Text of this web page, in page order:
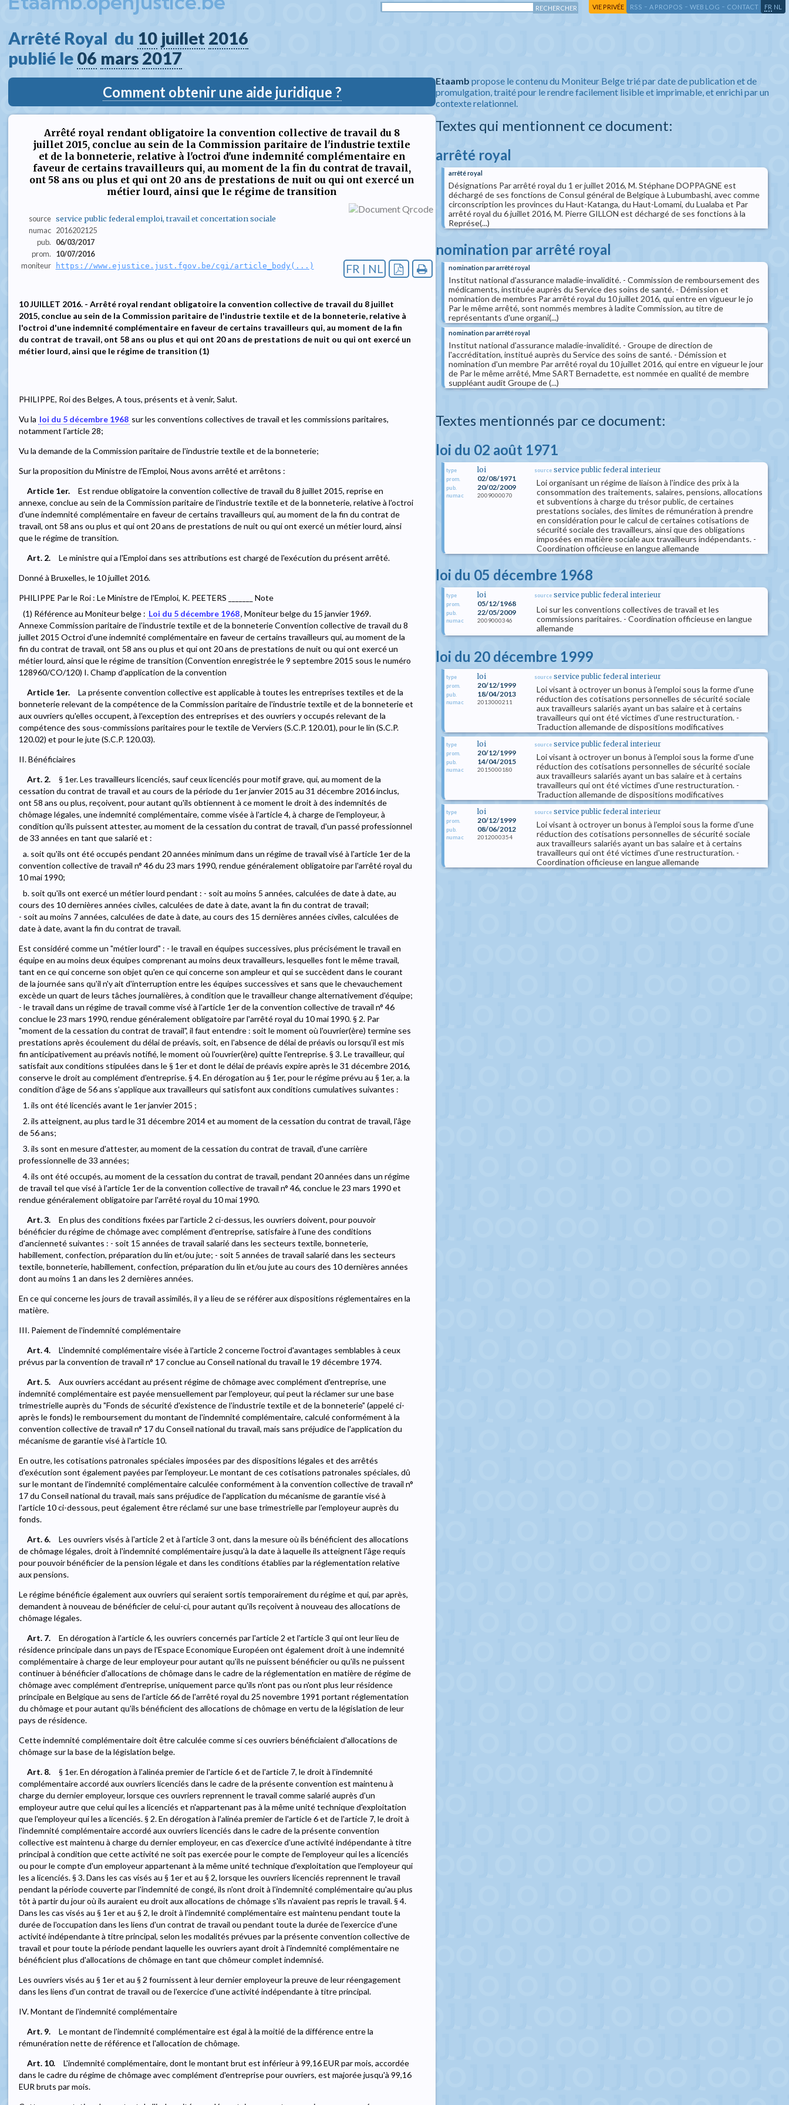
VIE PRIVÉE RSS - A PROPOS - WEB LOG - CONTACT FR NL
Arrêté Royal  du 10 juillet 2016
publié le 06 mars 2017
Comment obtenir une aide juridique ?
Arrêté royal rendant obligatoire la convention collective de travail du 8
juillet 2015, conclue au sein de la Commission paritaire de l'industrie textile
et de la bonneterie, relative à l'octroi d'une indemnité complémentaire en
faveur de certains travailleurs qui, au moment de la fin du contrat de travail,
ont 58 ans ou plus et qui ont 20 ans de prestations de nuit ou qui ont exercé un
métier lourd, ainsi que le régime de transition
source service public federal emploi, travail et concertation sociale
numac 2016202125
pub.
06/03/2017
prom.
10/07/2016
moniteur
https://www.ejustice.just.fgov.be/cgi/article_body(...) FR | NL
10 JUILLET 2016. - Arrêté royal rendant obligatoire la convention collective de travail du 8 juillet
2015, conclue au sein de la Commission paritaire de l'industrie textile et de la bonneterie, relative à
l'octroi d'une indemnité complémentaire en faveur de certains travailleurs qui, au moment de la fin
du contrat de travail, ont 58 ans ou plus et qui ont 20 ans de prestations de nuit ou qui ont exercé un
métier lourd, ainsi que le régime de transition (1)
PHILIPPE, Roi des Belges, A tous, présents et à venir, Salut.
Vu la loi du 5 décembre 1968 sur les conventions collectives de travail et les commissions paritaires,
notamment l'article 28;
Vu la demande de la Commission paritaire de l'industrie textile et de la bonneterie;
Sur la proposition du Ministre de l'Emploi, Nous avons arrêté et arrêtons :
Article 1er.
Est rendue obligatoire la convention collective de travail du 8 juillet 2015, reprise en
annexe, conclue au sein de la Commission paritaire de l'industrie textile et de la bonneterie, relative à l'octroi
d'une indemnité complémentaire en faveur de certains travailleurs qui, au moment de la fin du contrat de
travail, ont 58 ans ou plus et qui ont 20 ans de prestations de nuit ou qui ont exercé un métier lourd, ainsi
que le régime de transition.
Art. 2.
Le ministre qui a l'Emploi dans ses attributions est chargé de l'exécution du présent arrêté.
Donné à Bruxelles, le 10 juillet 2016.
PHILIPPE Par le Roi : Le Ministre de l'Emploi, K. PEETERS _______ Note
(1) Référence au Moniteur belge : Loi du 5 décembre 1968, Moniteur belge du 15 janvier 1969.
Annexe Commission paritaire de l'industrie textile et de la bonneterie Convention collective de travail du 8
juillet 2015 Octroi d'une indemnité complémentaire en faveur de certains travailleurs qui, au moment de la
fin du contrat de travail, ont 58 ans ou plus et qui ont 20 ans de prestations de nuit ou qui ont exercé un
métier lourd, ainsi que le régime de transition (Convention enregistrée le 9 septembre 2015 sous le numéro
128960/CO/120) I. Champ d'application de la convention
Article 1er.
La présente convention collective est applicable à toutes les entreprises textiles et de la
bonneterie relevant de la compétence de la Commission paritaire de l'industrie textile et de la bonneterie et
aux ouvriers qu'elles occupent, à l'exception des entreprises et des ouvriers y occupés relevant de la
compétence des sous-commissions paritaires pour le textile de Verviers (S.C.P. 120.01), pour le lin (S.C.P.
120.02) et pour le jute (S.C.P. 120.03).
II. Bénéficiaires
Art. 2.
§ 1er. Les travailleurs licenciés, sauf ceux licenciés pour motif grave, qui, au moment de la
cessation du contrat de travail et au cours de la période du 1er janvier 2015 au 31 décembre 2016 inclus,
ont 58 ans ou plus, reçoivent, pour autant qu'ils obtiennent à ce moment le droit à des indemnités de
chômage légales, une indemnité complémentaire, comme visée à l'article 4, à charge de l'employeur, à
condition qu'ils puissent attester, au moment de la cessation du contrat de travail, d'un passé professionnel
de 33 années en tant que salarié et :
a. soit qu'ils ont été occupés pendant 20 années minimum dans un régime de travail visé à l'article 1er de la
convention collective de travail n° 46 du 23 mars 1990, rendue généralement obligatoire par l'arrêté royal du
10 mai 1990;
b. soit qu'ils ont exercé un métier lourd pendant : - soit au moins 5 années, calculées de date à date, au
cours des 10 dernières années civiles, calculées de date à date, avant la fin du contrat de travail;
- soit au moins 7 années, calculées de date à date, au cours des 15 dernières années civiles, calculées de
date à date, avant la fin du contrat de travail.
Est considéré comme un "métier lourd" : - le travail en équipes successives, plus précisément le travail en
équipe en au moins deux équipes comprenant au moins deux travailleurs, lesquelles font le même travail,
tant en ce qui concerne son objet qu'en ce qui concerne son ampleur et qui se succèdent dans le courant
de la journée sans qu'il n'y ait d'interruption entre les équipes successives et sans que le chevauchement
excède un quart de leurs tâches journalières, à condition que le travailleur change alternativement d'équipe;
- le travail dans un régime de travail comme visé à l'article 1er de la convention collective de travail n° 46
conclue le 23 mars 1990, rendue généralement obligatoire par l'arrêté royal du 10 mai 1990. § 2. Par
"moment de la cessation du contrat de travail", il faut entendre : soit le moment où l'ouvrier(ère) termine ses
prestations après écoulement du délai de préavis, soit, en l'absence de délai de préavis ou lorsqu'il est mis
fin anticipativement au préavis notifié, le moment où l'ouvrier(ère) quitte l'entreprise. § 3. Le travailleur, qui
satisfait aux conditions stipulées dans le § 1er et dont le délai de préavis expire après le 31 décembre 2016,
conserve le droit au complément d'entreprise. § 4. En dérogation au § 1er, pour le régime prévu au § 1er, a. la
condition d'âge de 56 ans s'applique aux travailleurs qui satisfont aux conditions cumulatives suivantes :
1. ils ont été licenciés avant le 1er janvier 2015 ;
2. ils atteignent, au plus tard le 31 décembre 2014 et au moment de la cessation du contrat de travail, l'âge
de 56 ans;
3. ils sont en mesure d'attester, au moment de la cessation du contrat de travail, d'une carrière
professionnelle de 33 années;
4. ils ont été occupés, au moment de la cessation du contrat de travail, pendant 20 années dans un régime
de travail tel que visé à l'article 1er de la convention collective de travail n° 46, conclue le 23 mars 1990 et
rendue généralement obligatoire par l'arrêté royal du 10 mai 1990.
Art. 3.
En plus des conditions fixées par l'article 2 ci-dessus, les ouvriers doivent, pour pouvoir
bénéficier du régime de chômage avec complément d'entreprise, satisfaire à l'une des conditions
d'ancienneté suivantes : - soit 15 années de travail salarié dans les secteurs textile, bonneterie,
habillement, confection, préparation du lin et/ou jute; - soit 5 années de travail salarié dans les secteurs
textile, bonneterie, habillement, confection, préparation du lin et/ou jute au cours des 10 dernières années
dont au moins 1 an dans les 2 dernières années.
En ce qui concerne les jours de travail assimilés, il y a lieu de se référer aux dispositions réglementaires en la
matière.
III. Paiement de l'indemnité complémentaire
Art. 4.
L'indemnité complémentaire visée à l'article 2 concerne l'octroi d'avantages semblables à ceux
prévus par la convention de travail n° 17 conclue au Conseil national du travail le 19 décembre 1974.
Art. 5.
Aux ouvriers accédant au présent régime de chômage avec complément d'entreprise, une
indemnité complémentaire est payée mensuellement par l'employeur, qui peut la réclamer sur une base
trimestrielle auprès du "Fonds de sécurité d'existence de l'industrie textile et de la bonneterie" (appelé ci-
après le fonds) le remboursement du montant de l'indemnité complémentaire, calculé conformément à la
convention collective de travail n° 17 du Conseil national du travail, mais sans préjudice de l'application du
mécanisme de garantie visé à l'article 10.
En outre, les cotisations patronales spéciales imposées par des dispositions légales et des arrêtés
d'exécution sont également payées par l'employeur. Le montant de ces cotisations patronales spéciales, dû
sur le montant de l'indemnité complémentaire calculée conformément à la convention collective de travail n°
17 du Conseil national du travail, mais sans préjudice de l'application du mécanisme de garantie visé à
l'article 10 ci-dessous, peut également être réclamé sur une base trimestrielle par l'employeur auprès du
fonds.
Art. 6.
Les ouvriers visés à l'article 2 et à l'article 3 ont, dans la mesure où ils bénéficient des allocations
de chômage légales, droit à l'indemnité complémentaire jusqu'à la date à laquelle ils atteignent l'âge requis
pour pouvoir bénéficier de la pension légale et dans les conditions établies par la réglementation relative
aux pensions.
Le régime bénéficie également aux ouvriers qui seraient sortis temporairement du régime et qui, par après,
demandent à nouveau de bénéficier de celui-ci, pour autant qu'ils reçoivent à nouveau des allocations de
chômage légales.
Art. 7.
En dérogation à l'article 6, les ouvriers concernés par l'article 2 et l'article 3 qui ont leur lieu de
résidence principale dans un pays de l'Espace Economique Européen ont également droit à une indemnité
complémentaire à charge de leur employeur pour autant qu'ils ne puissent bénéficier ou qu'ils ne puissent
continuer à bénéficier d'allocations de chômage dans le cadre de la réglementation en matière de régime de
chômage avec complément d'entreprise, uniquement parce qu'ils n'ont pas ou n'ont plus leur résidence
principale en Belgique au sens de l'article 66 de l'arrêté royal du 25 novembre 1991 portant réglementation
du chômage et pour autant qu'ils bénéficient des allocations de chômage en vertu de la législation de leur
pays de résidence.
Cette indemnité complémentaire doit être calculée comme si ces ouvriers bénéficiaient d'allocations de
chômage sur la base de la législation belge.
Art. 8.
§ 1er. En dérogation à l'alinéa premier de l'article 6 et de l'article 7, le droit à l'indemnité
complémentaire accordé aux ouvriers licenciés dans le cadre de la présente convention est maintenu à
charge du dernier employeur, lorsque ces ouvriers reprennent le travail comme salarié auprès d'un
employeur autre que celui qui les a licenciés et n'appartenant pas à la même unité technique d'exploitation
que l'employeur qui les a licenciés. § 2. En dérogation à l'alinéa premier de l'article 6 et de l'article 7, le droit à
l'indemnité complémentaire accordé aux ouvriers licenciés dans le cadre de la présente convention
collective est maintenu à charge du dernier employeur, en cas d'exercice d'une activité indépendante à titre
principal à condition que cette activité ne soit pas exercée pour le compte de l'employeur qui les a licenciés
ou pour le compte d'un employeur appartenant à la même unité technique d'exploitation que l'employeur qui
les a licenciés. § 3. Dans les cas visés au § 1er et au § 2, lorsque les ouvriers licenciés reprennent le travail
pendant la période couverte par l'indemnité de congé, ils n'ont droit à l'indemnité complémentaire qu'au plus
tôt à partir du jour où ils auraient eu droit aux allocations de chômage s'ils n'avaient pas repris le travail. § 4.
Dans les cas visés au § 1er et au § 2, le droit à l'indemnité complémentaire est maintenu pendant toute la
durée de l'occupation dans les liens d'un contrat de travail ou pendant toute la durée de l'exercice d'une
activité indépendante à titre principal, selon les modalités prévues par la présente convention collective de
travail et pour toute la période pendant laquelle les ouvriers ayant droit à l'indemnité complémentaire ne
bénéficient plus d'allocations de chômage en tant que chômeur complet indemnisé.
Les ouvriers visés au § 1er et au § 2 fournissent à leur dernier employeur la preuve de leur réengagement
dans les liens d'un contrat de travail ou de l'exercice d'une activité indépendante à titre principal.
IV. Montant de l'indemnité complémentaire
Art. 9.
Le montant de l'indemnité complémentaire est égal à la moitié de la différence entre la
rémunération nette de référence et l'allocation de chômage.
Art. 10.
L'indemnité complémentaire, dont le montant brut est inférieur à 99,16 EUR par mois, accordée
dans le cadre du régime de chômage avec complément d'entreprise pour ouvriers, est majorée jusqu'à 99,16
EUR bruts par mois.
Etaamb propose le contenu du Moniteur Belge trié par date de publication et de
promulgation, traité pour le rendre facilement lisible et imprimable, et enrichi par un
contexte relationnel.
Textes qui mentionnent ce document:
arrêté royal
arrêté royal
Désignations Par arrêté royal du 1 er juillet 2016, M. Stéphane DOPPAGNE est
déchargé de ses fonctions de Consul général de Belgique à Lubumbashi, avec comme
circonscription les provinces du Haut-Katanga, du Haut-Lomami, du Lualaba et Par
arrêté royal du 6 juillet 2016, M. Pierre GILLON est déchargé de ses fonctions à la
Représe(...)
nomination par arrêté royal
nomination par arrêté royal
Institut national d'assurance maladie-invalidité. - Commission de remboursement des
médicaments, instituée auprès du Service des soins de santé. - Démission et
nomination de membres Par arrêté royal du 10 juillet 2016, qui entre en vigueur le jo
Par le même arrêté, sont nommés membres à ladite Commission, au titre de
représentants d'une organi(...)
nomination par arrêté royal
Institut national d'assurance maladie-invalidité. - Groupe de direction de
l'accréditation, institué auprès du Service des soins de santé. - Démission et
nomination d'un membre Par arrêté royal du 10 juillet 2016, qui entre en vigueur le jour
de Par le même arrêté, Mme SART Bernadette, est nommée en qualité de membre
suppléant audit Groupe de (...)
Textes mentionnés par ce document:
loi du 02 août 1971
type loi
prom. 02/08/1971
pub. 20/02/2009
numac 2009000070
source service public federal interieur
Loi organisant un régime de liaison à l'indice des prix à la
consommation des traitements, salaires, pensions, allocations
et subventions à charge du trésor public, de certaines
prestations sociales, des limites de rémunération à prendre
en considération pour le calcul de certaines cotisations de
sécurité sociale des travailleurs, ainsi que des obligations
imposées en matière sociale aux travailleurs indépendants. -
Coordination officieuse en langue allemande
loi du 05 décembre 1968
type loi
prom. 05/12/1968
pub. 22/05/2009
numac 2009000346
source service public federal interieur
Loi sur les conventions collectives de travail et les
commissions paritaires. - Coordination officieuse en langue
allemande
loi du 20 décembre 1999
type loi
prom. 20/12/1999
pub. 18/04/2013
numac 2013000211
source service public federal interieur
Loi visant à octroyer un bonus à l'emploi sous la forme d'une
réduction des cotisations personnelles de sécurité sociale
aux travailleurs salariés ayant un bas salaire et à certains
travailleurs qui ont été victimes d'une restructuration. -
Traduction allemande de dispositions modificatives
type loi
prom. 20/12/1999
pub. 14/04/2015
numac 2015000180
source service public federal interieur
Loi visant à octroyer un bonus à l'emploi sous la forme d'une
réduction des cotisations personnelles de sécurité sociale
aux travailleurs salariés ayant un bas salaire et à certains
travailleurs qui ont été victimes d'une restructuration. -
Traduction allemande de dispositions modificatives
type loi
prom. 20/12/1999
pub. 08/06/2012
numac 2012000354
source service public federal interieur
Loi visant à octroyer un bonus à l'emploi sous la forme d'une
réduction des cotisations personnelles de sécurité sociale
aux travailleurs salariés ayant un bas salaire et à certains
travailleurs qui ont été victimes d'une restructuration. -
Coordination officieuse en langue allemande